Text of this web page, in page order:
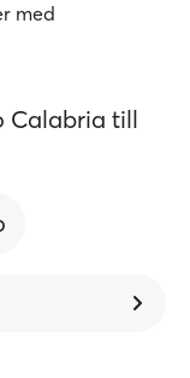
med
Calabria till